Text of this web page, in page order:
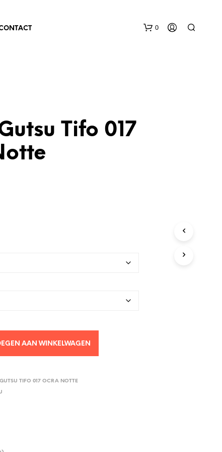
0
Tifo 017
AAN WINKELWAGEN
TIFO 017 OCRA NOTTE